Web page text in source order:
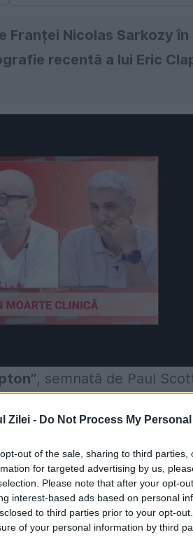
Zilei - Do Not Process My
out of the sale, sharing to third
for targeted advertising by us,
Please note that after your opt-
interest-based ads based on personal
to third parties prior to your opt-
of your personal information by third
Franței Nicolas Sarkozy
recentă a lui Eric
, semnată de Paul
Carla Bruni, pe atunci un
, a chitaristului nu